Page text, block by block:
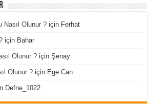
Nasıl Olunur ? için Ferhat
için Bahar
Olunur ? içinŞenay
Olunur ? için Ege Can
Defne_1022